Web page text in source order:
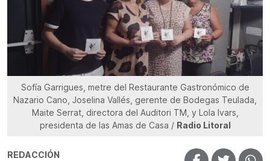
Sofía Garrigues, metre del Restaurante Gastronómico de
Nazario Cano, Joselina Vallés, gerente de Bodegas Teulada,
Maite Serrat, directora del Auditori TM, y Lola Ivars,
presidenta de las Amas de Casa / Radio Litoral
REDACCIÓN